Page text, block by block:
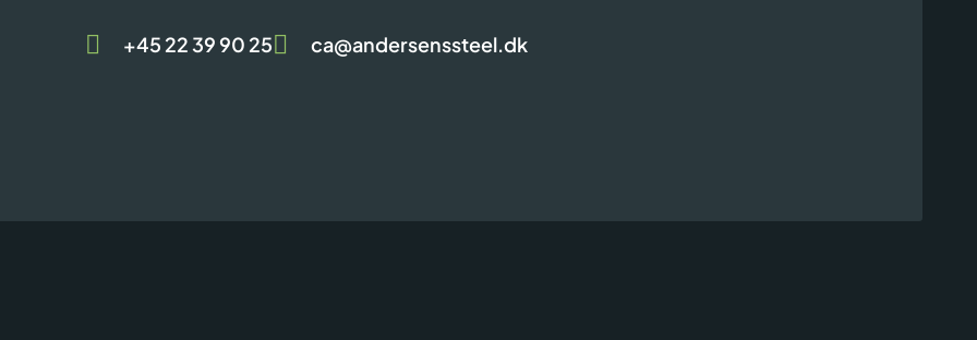
+45 22 39 90 25 ca@andersenssteel.dk